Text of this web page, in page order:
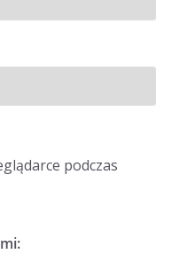
podczas